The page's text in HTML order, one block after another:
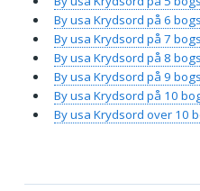
By usa Krydsord på 6
By usa Krydsord på 7
By usa Krydsord på 8
By usa Krydsord på 9
By usa Krydsord på 10
By usa Krydsord over 10